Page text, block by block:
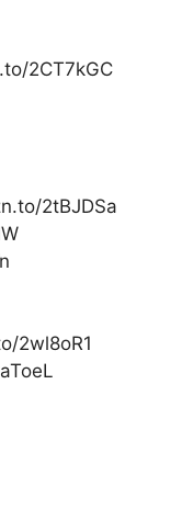
2CT7kGC
2tBJDSa
2wl8oR1